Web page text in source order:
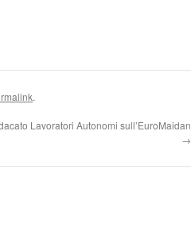
.
Lavoratori Autonomi sull’EuroMaidan
→